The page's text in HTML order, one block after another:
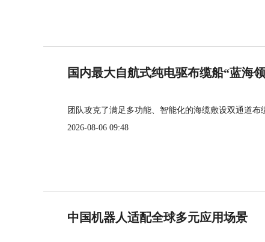
国内最大自航式纯电驱布缆船“蓝海
团队攻克了满足多功能、智能化的海缆敷设双通道
2026-08-06 09:48
中国机器人适配全球多元应用场景